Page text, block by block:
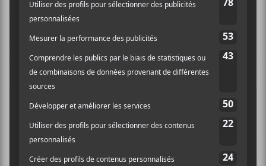
Yo la Tengoet lesPixiesparmi ses influences.
CRITIQUES